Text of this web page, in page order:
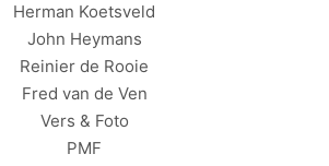
Herman Koetsveld
John Heymans
Reinier de Rooie
Fred van de Ven
Vers & Foto
PMF